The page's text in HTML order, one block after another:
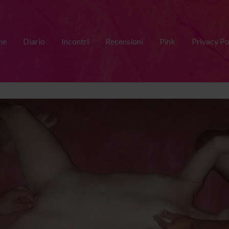
Diario Incontri Recensioni Pink Privacy